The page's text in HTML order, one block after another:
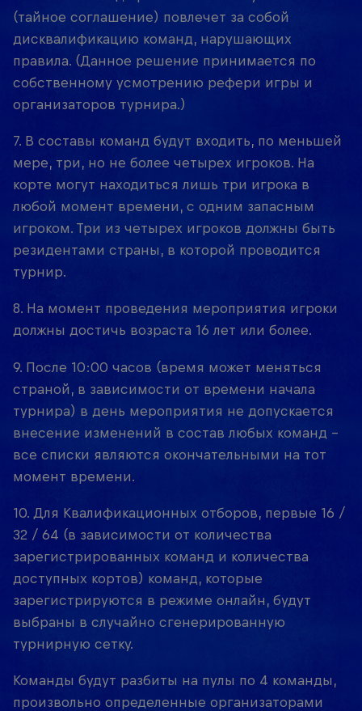
(тайное соглашение) повлечет за собой
дисквалификацию команд, нарушающих
правила. (Данное решение принимается по
собственному усмотрению рефери игры и
организаторов турнира.)
7. В составы команд будут входить, по меньшей
мере, три, но не более четырех игроков. На
корте могут находиться лишь три игрока в
любой момент времени, с одним запасным
игроком. Три из четырех игроков должны быть
резидентами страны, в которой проводится
турнир.
8. На момент проведения мероприятия игроки
должны достичь возраста 16 лет или более.
9. После 10:00 часов (время может меняться
страной, в зависимости от времени начала
турнира) в день мероприятия не допускается
внесение изменений в состав любых команд –
все списки являются окончательными на тот
момент времени.
10. Для Квалификационных отборов, первые 16 /
32 / 64 (в зависимости от количества
зарегистрированных команд и количества
доступных кортов) команд, которые
зарегистрируются в режиме онлайн, будут
выбраны в случайно сгенерированную
турнирную сетку.
Команды будут разбиты на пулы по 4 команды,
произвольно определенные организаторами